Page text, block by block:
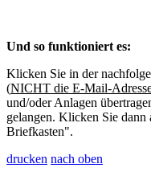
Und so funktioniert es:
Klicken Sie in der
(NICHT die E-Mail-
und/oder Anlagen
gelangen. Klicken Sie
Briefkasten".
drucken nach oben